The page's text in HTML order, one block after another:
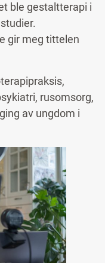
ble gestaltterapi i
gir meg tittelen
rusomsorg,
av ungdom i